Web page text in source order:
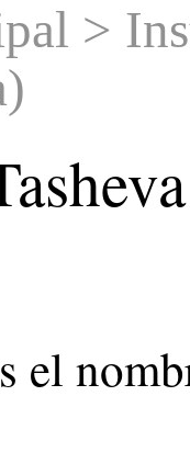
>
el